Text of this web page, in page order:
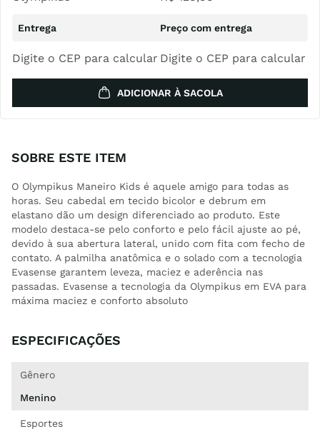
Digite o CEP para calcular Digite o CEP para calcular
ADICIONAR À SACOLA
SOBRE ESTE ITEM
O Olympikus Maneiro Kids é aquele amigo para todas as
horas. Seu cabedal em tecido bicolor e debrum em
elastano dão um design diferenciado ao produto. Este
modelo destaca-se pelo conforto e pelo fácil ajuste ao pé,
devido à sua abertura lateral, unido com fita com fecho de
contato. A palmilha anatômica e o solado com a tecnologia
Evasense garantem leveza, maciez e aderência nas
passadas. Evasense a tecnologia da Olympikus em EVA para
máxima maciez e conforto absoluto
ESPECIFICAÇÕES
Gênero
Menino
Esportes